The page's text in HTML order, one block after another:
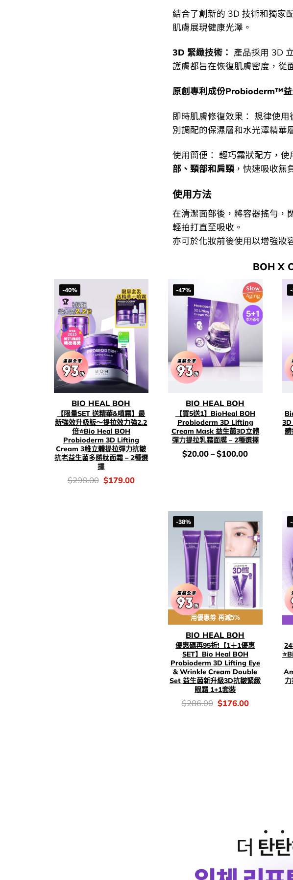
結合了創新的 3D 技術和獨家
肌膚展現健康光澤。
3D 緊緻技術： 產品採用 3D
護膚都旨在恢復肌膚密度，從
原創專利成份Probioderm™
即時肌膚修復效果： 規律使用
別調配的保濕層和水光澤精華
使用簡便： 輕巧霧狀配方，使
部、頸部和肩頸 ，快速吸收無
使用方法
在清潔面部後，將容器搖勻，
輕拍打直至吸收。
亦可於化妝前後使用以增強妝
BOH X
-40%
🏆
BIO HEAL BOH
【限量SET 送精華&噴霧】最
新強效升級版～提拉效力強2.2
倍⭐Bio Heal BOH
Probioderm 3D Lifting
Cream 3維立體提拉彈力抗皺
抗老益生菌多勝肽面霜 – 2種選
擇
價
錢：
$298.00 Original
price
$179.00Current
-47%
BIO HEAL BOH
【買5送1】BioHeal BOH
Probioderm 3D Lifting
Cream Mask 益生菌3D立體
彈力提拉乳霜面膜 – 2種選擇
價
錢：
$20.00–$100.00
體
-38%
用優惠劵 再減5%
BIO HEAL BOH
優惠碼再95折!【1＋1優惠
SET】Bio Heal BOH
Probioderm 3D Lifting Eye
& Wrinkle Cream Double
Set 益生菌新升級3D抗皺緊緻
眼霜 1+1套裝
價
錢：
$286.00 Original
price
$176.00Current